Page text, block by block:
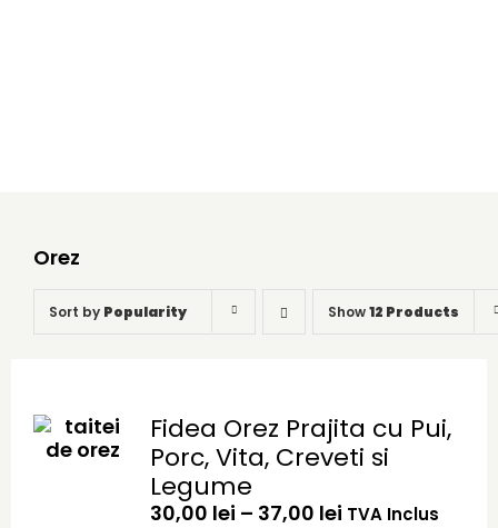
Orez
Sort by Popularity Show12 Products
Fidea Orez Prajita cu Pui,
Porc, Vita, Creveti si
Legume
30,00 lei – 37,00 leiInterval
TVA Inclus